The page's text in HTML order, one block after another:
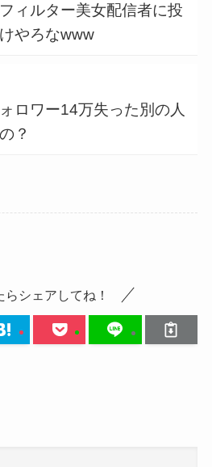
ィルター美女配信者に投
やろなwww
ロワー14万失った別の人
？
らシェアしてね！